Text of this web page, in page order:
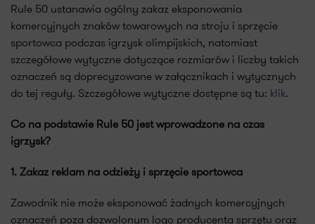
Rule 50 ustanawia ogólny zakaz eksponowania
komercyjnych znaków towarowych na stroju i sprzęcie
sportowca podczas igrzysk olimpijskich, natomiast
szczegółowe wytyczne dotyczące rozmiarów i liczby takich
oznaczeń są doprecyzowane w załącznikach i wytycznych
do tej reguły. Szczegółowe wytyczne dostępne są tu: klik.
Co na podstawie Rule 50 jest wprowadzone na czas
igrzysk?
1. Zakaz reklam na odzieży i sprzęcie sportowca
Zawodnik nie może eksponować żadnych komercyjnych
oznaczeń poza dozwolonym logo producenta sprzętu oraz